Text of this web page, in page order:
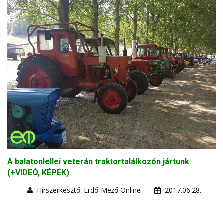
A balatonlellei veterán traktortalálkozón jártunk
(+VIDEÓ, KÉPEK)
Hírszerkesztő: Erdő-Mező Online
2017.06.28.